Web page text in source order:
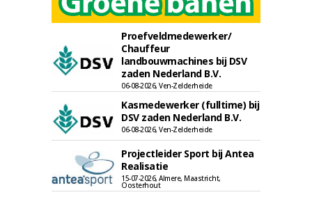
Proefveldmedewerker/
Chauffeur
landbouwmachines bij DSV
zaden Nederland B.V.
06-08-2026, Ven-Zelderheide
Kasmedewerker (fulltime) bij
DSV zaden Nederland B.V.
06-08-2026, Ven-Zelderheide
Projectleider Sport bij Antea
Realisatie
15-07-2026, Almere, Maastricht,
Oosterhout